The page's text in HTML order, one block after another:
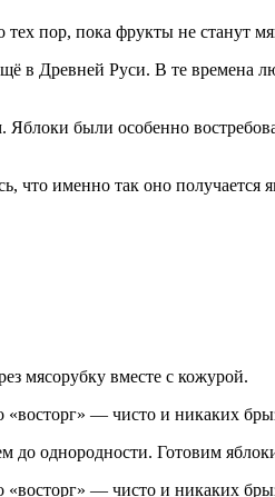
тех пор, пока фрукты не станут
в Древней Руси. В те времена
были особенно
что именно так оно
мясорубку вместе с кожурой.
однородности. Готовим яблоки